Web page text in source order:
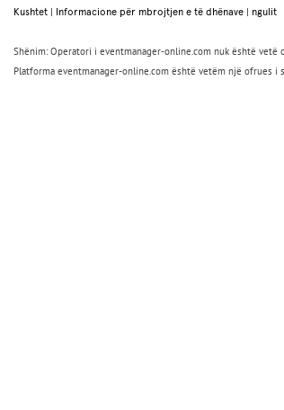
Kushtet | Informacione për mbrojtjen e të dhënave | ngulit
Shënim: Operatori i eventmanager-online.com nuk është
Platforma eventmanager-online.com është vetëm një ofrues